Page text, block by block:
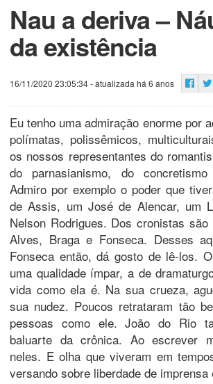
Nau a deriva –
da existência
16/11/2020 23:05:34- atualizada há 6 anos
Eu tenho uma admiração enorme por
polímatas, polissêmicos,
os nossos representantes do
do parnasianismo, do
Admiro por exemplo o poder que
de Assis, um José de Alencar, um
Nelson Rodrigues. Dos cronistas
Alves, Braga e Fonseca. Desses
Fonseca então, dá gosto de lê-los.
uma qualidade ímpar, a de
vida como ela é. Na sua crueza,
sua nudez. Poucos retrataram tão
pessoas como ele. João do Rio
baluarte da crônica. Ao escrever
neles. E olha que viveram em
versando sobre liberdade de imprensa